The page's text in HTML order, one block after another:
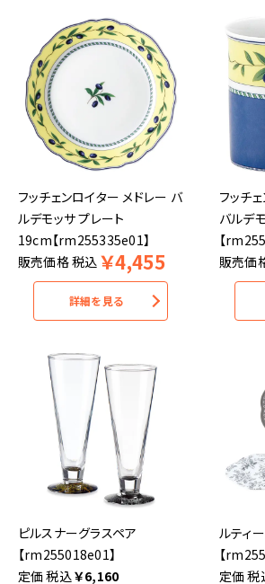
フッチェンロイター メドレー バ
ルデモッサ プレート
19cm【rm255335e01】
販売価格税込 ￥4,455
詳細を見る
フッチ
バルデ
【
販売価
ピルスナーグラスペア
【rm255018e01】
税込￥6,160
ルティ
【
税